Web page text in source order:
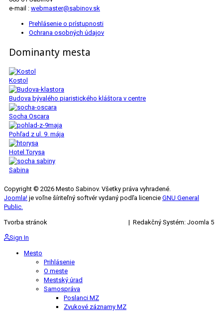
e-mail : webmaster@sabinov.sk
Prehlásenie o prístupnosti
Ochrana osobných údajov
Dominanty mesta
Kostol
Budova bývalého piaristického kláštora v centre
Socha Oscara
Pohľad z ul. 9. mája
Hotel Torysa
Sabina
Copyright © 2026 Mesto Sabinov. Všetky práva vyhradené.
Joomla! je voľne šíriteľný softvér vydaný podľa licencie GNU General
Public.
Tvorba stránok | Redakčný Systém: Joomla 5
Sign In
Mesto
Prihlásenie
O meste
Mestský úrad
Samospráva
Poslanci MZ
Zvukové záznamy MZ